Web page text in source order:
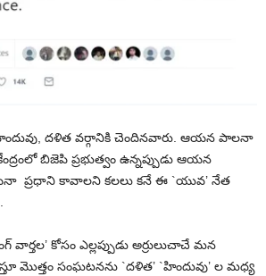
హిందువు, దళిత వర్గానికి చెందినవారు. ఆయన పాలనా
బిజెపి ప్రభుత్వం ఉన్నప్పుడు ఆయన
ప్రధాని కావాలని కలలు కనే ఈ `యువ’ నేత
వార్తల’ కోసం ఎల్లప్పుడు అర్రులుచాచే మన
మొత్తం సంఘటనను `దళిత’ `హిందువు’ ల మధ్య